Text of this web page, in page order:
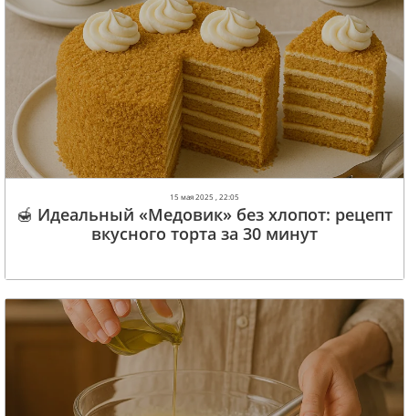
15 мая 2025 , 22:05
🍯 Идеальный «Медовик» без хлопот: рецепт
вкусного торта за 30 минут